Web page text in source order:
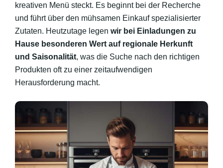
kreativen Menü steckt. Es beginnt bei der Recherche
und führt über den mühsamen Einkauf spezialisierter
Zutaten. Heutzutage legen wir bei Einladungen zu
Hause besonderen Wert auf regionale Herkunft
und Saisonalität, was die Suche nach den richtigen
Produkten oft zu einer zeitaufwendigen
Herausforderung macht.